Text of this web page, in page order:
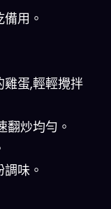
用。
蛋,輕輕攪拌
翻炒均勻。
味。